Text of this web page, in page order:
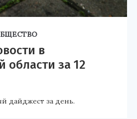
в
области за 12
дайджест за день.